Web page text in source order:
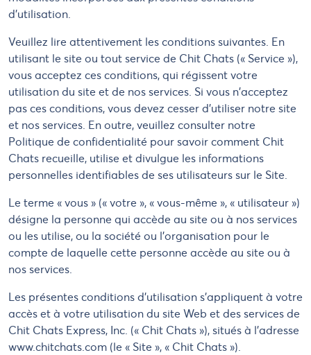
d'utilisation.
Veuillez lire attentivement les conditions suivantes. En
utilisant le site ou tout service de Chit Chats (« Service »),
vous acceptez ces conditions, qui régissent votre
utilisation du site et de nos services. Si vous n'acceptez
pas ces conditions, vous devez cesser d'utiliser notre site
et nos services. En outre, veuillez consulter notre
Politique de confidentialité pour savoir comment Chit
Chats recueille, utilise et divulgue les informations
personnelles identifiables de ses utilisateurs sur le Site.
Le terme « vous » (« votre », « vous-même », « utilisateur »)
désigne la personne qui accède au site ou à nos services
ou les utilise, ou la société ou l'organisation pour le
compte de laquelle cette personne accède au site ou à
nos services.
Les présentes conditions d'utilisation s'appliquent à votre
accès et à votre utilisation du site Web et des services de
Chit Chats Express, Inc. (« Chit Chats »), situés à l'adresse
www.chitchats.com (le « Site », « Chit Chats »).